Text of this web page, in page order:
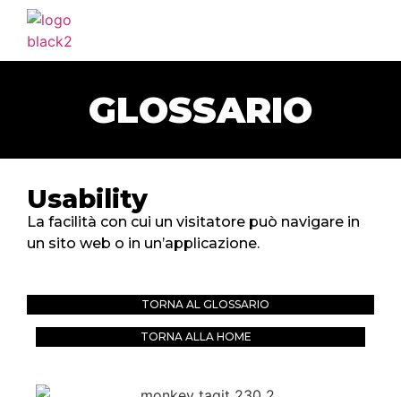
GLOSSARIO
Usability
La facilità con cui un visitatore può navigare in
un sito web o in un’applicazione.
TORNA AL GLOSSARIO
TORNA ALLA HOME
HOME
SERVIZI
CLIENTI
BLOG